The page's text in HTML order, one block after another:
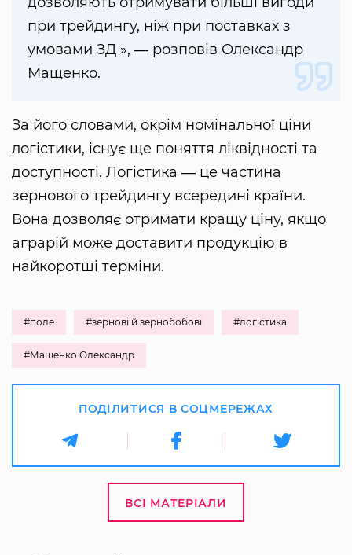
при трейдингу, ніж при поставках з
умовами ЗД », ― розповів Олександр
Мащенко.
За його словами, окрім номінальної ціни
логістики, існує ще поняття ліквідності та
доступності. Логістика ― це частина
зернового трейдингу всередині країни.
Вона дозволяє отримати кращу ціну, якщо
аграрій може доставити продукцію в
найкоротші терміни.
#поле #зернові й зернобобові #логістика
#Мащенко Олександр
ПОДІЛИТИСЯ В СОЦМЕРЕЖАХ
ВСІ МАТЕРІАЛИ